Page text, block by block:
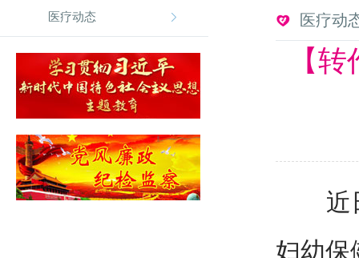
医疗动态 医疗动
【
近日
妇幼保